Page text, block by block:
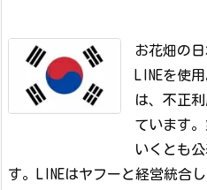
お花畑の
LINEを使用
は、不正
ています
いくとも
す。
LINEはヤフーと経営統合